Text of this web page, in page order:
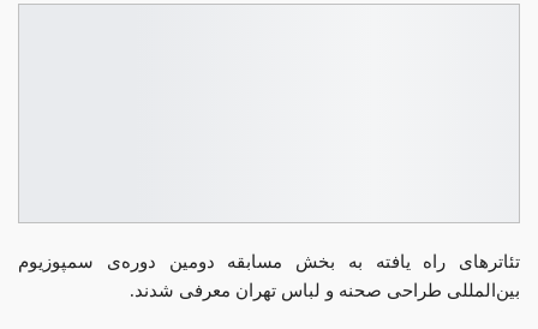
تئاترهای راه یافته به بخش مسابقه دومین دوره‌ی سمپوزیوم
بین‌المللی طراحی صحنه و لباس تهران معرفی شدند.